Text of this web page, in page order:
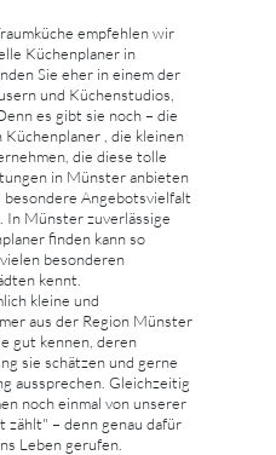
empfehlen wir
Küchenplaner in
Sie eher in einem der
und Küchenstudios,
es gibt sie noch – die
, die kleinen
die diese tolle
in Münster anbieten
Angebotsvielfalt
In Münster zuverlässige
finden kann so
besonderen
kennt.
kleine und
aus der Region Münster
gut kennen, deren
sie schätzen und gerne
aussprechen. Gleichzeitig
noch einmal von unserer
zählt" – denn genau dafür
Leben gerufen.